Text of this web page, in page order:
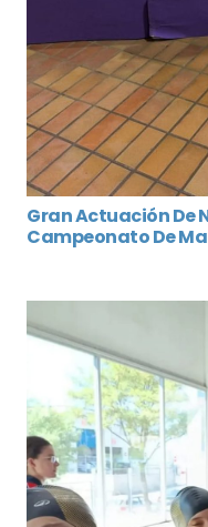
Gran Actuación De
Campeonato De